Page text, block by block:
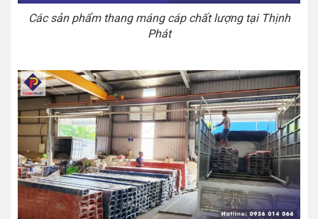
Các sản phẩm thang máng cáp chất lượng tại Thịnh
Phát